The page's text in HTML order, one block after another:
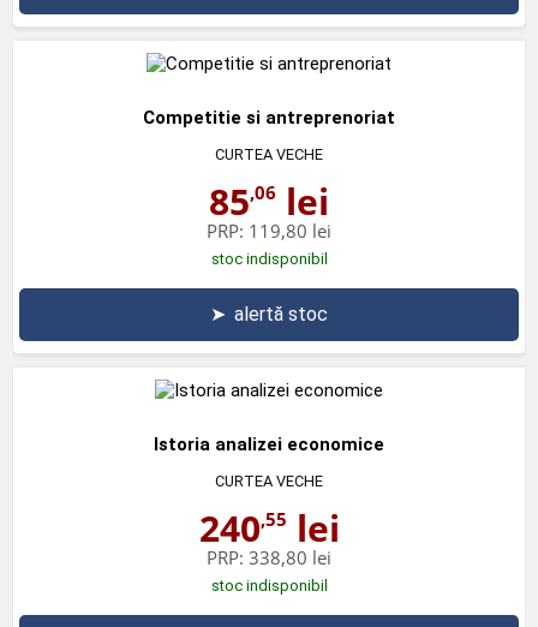
Competitie si antreprenoriat
CURTEA VECHE
85,06 lei
PRP: 119,80 lei
stoc indisponibil
➤ alertă stoc
Istoria analizei economice
CURTEA VECHE
240,55 lei
PRP: 338,80 lei
stoc indisponibil